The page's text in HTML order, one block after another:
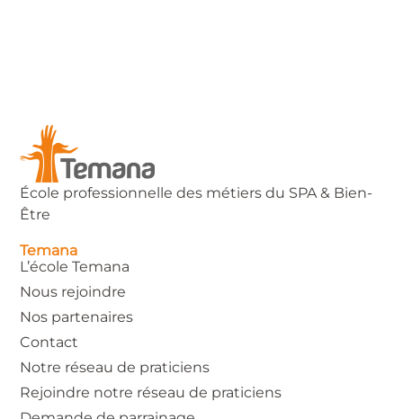
École professionnelle des métiers du SPA & Bien-
Être
Temana
L’école Temana
Nous rejoindre
Nos partenaires
Contact
Notre réseau de praticiens
Rejoindre notre réseau de praticiens